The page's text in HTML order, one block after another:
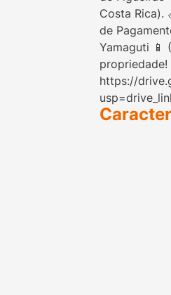
Costa Rica).
de
Yamaguti 📱
propriedade!
https://